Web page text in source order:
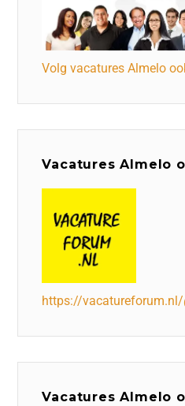
Volg vacatures Almelo
Vacatures Almelo
https://vacatureforum.nl/
Vacatures Almelo